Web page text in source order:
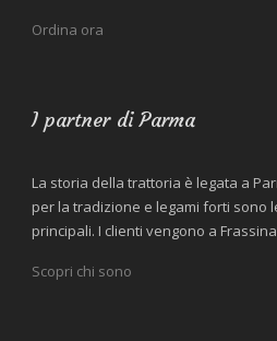
Ordina ora
I partner di Parma
La storia della trattoria è legata a
per la tradizione e legami forti sono
principali. I clienti vengono a
Scopri chi sono